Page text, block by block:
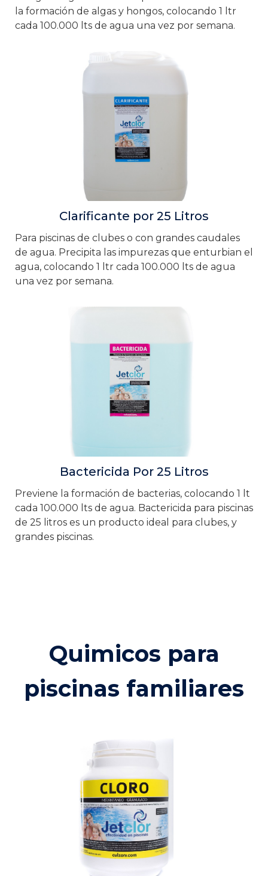
la formación de algas y hongos, colocando 1 ltr
cada 100.000 lts de agua una vez por semana.
Clarificante por 25 Litros
Para piscinas de clubes o con grandes caudales
de agua. Precipita las impurezas que enturbian el
agua, colocando 1 ltr cada 100.000 lts de agua
una vez por semana.
Bactericida Por 25 Litros
Previene la formación de bacterias, colocando 1 lt
cada 100.000 lts de agua. Bactericida para piscinas
de 25 litros es un producto ideal para clubes, y
grandes piscinas.
Quimicos para
piscinas familiares